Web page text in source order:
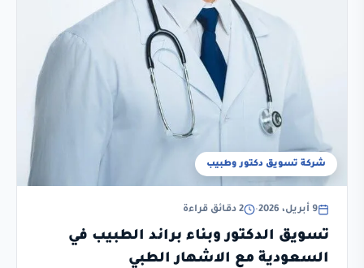
شركة تسويق دكتور وطبيب
9 أبريل، 2026 • 2 دقائق قراءة
تسويق الدكتور وبناء براند الطبيب في
السعودية مع الاشهار الطبي